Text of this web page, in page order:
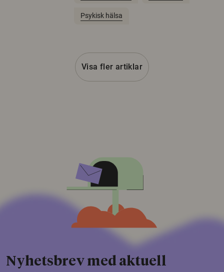
Psykisk hälsa
Visa fler artiklar
Nyhetsbrev med aktuell